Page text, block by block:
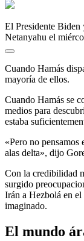
El Presidente
Netanyahu el
Cuando Hamás
mayoría de ellos.
Cuando Hamás se
medios para
estaba
«Pero no pensamos
alas delta», dijo
Con la credibilidad
surgido
Irán a Hezbolá en
imaginado.
El mundo